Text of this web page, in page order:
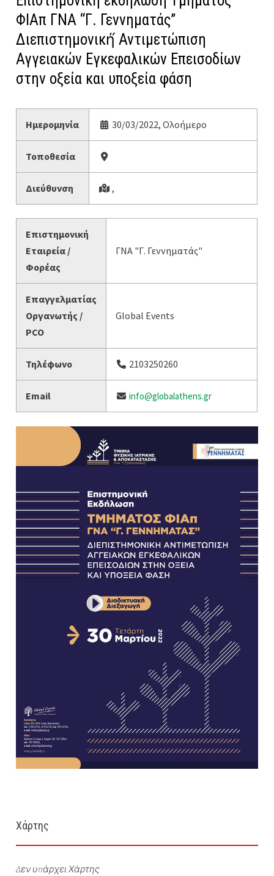
ΦΙΑπ ΓΝΑ “Γ. Γεννηματάς”
Διεπιστημονική́ Αντιμετώπιση
Αγγειακών Εγκεφαλικών Επεισοδίων
στην οξεία και υποξεία φάση
Ημερομηνία 30/03/2022, Ολοήμερο
Τοποθεσία
Διεύθυνση ,
Επιστημονική
Εταιρεία /
Φορέας
ΓΝΑ "Γ. Γεννηματάς"
Επαγγελματίας
Οργανωτής /
PCO
Global Events
Τηλέφωνο 2103250260
Email info@globalathens.gr
Χάρτης
Δεν υπάρχει Χάρτης